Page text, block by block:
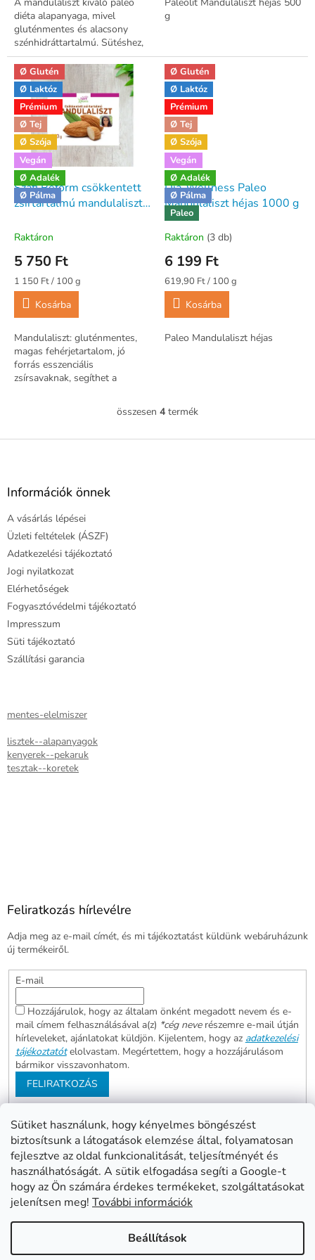
Sütiket használunk, hogy kényelmes böngészést
biztosítsunk a látogatások elemzése által, folyamatosan
fejlesztve az oldal funkcionalitását, teljesítményét és
használhatóságát. A sütik elfogadása segíti a Google-t
hogy az Ön számára érdekes termékeket, szolgáltatásokat
jelenítsen meg! További információk
Beállítások
diéta alapanyaga, mivel
gluténmentes és alacsony
szénhidráttartalmú. Sütéshez,
panírozáshoz vagy
péksüteményekhez használva
tápláló, ízletes...
g
Ø Glutén
Ø Laktóz
Prémium
Ø Tej
Ø Szója
Vegán
Ø Adalék
Ø Pálma
Szafi Reform csökkentett
zsírtartalmú mandulaliszt
Raktáron
5 750 Ft
Egységár:
1 150 Ft / 100 g
Kosárba
Mandulaliszt: gluténmentes,
magas fehérjetartalom, jó
forrás esszenciális
zsírsavaknak, segíthet a
Ø Glutén
Ø Laktóz
Prémium
Ø Tej
Ø Szója
Vegán
Ø Adalék
Ø Pálma
Paleo
Dia-Wellness Paleo
Mandulaliszt héjas 1000 g
Raktáron (3 db)
6 199 Ft
Egységár:
619,90 Ft / 100 g
Kosárba
Paleo Mandulaliszt héjas
L
s
összesen 4 termék
L
Információk önnek
A vásárlás lépései
Üzleti feltételek (ÁSZF)
Adatkezelési tájékoztató
Jogi nyilatkozat
Elérhetőségek
Fogyasztóvédelmi tájékoztató
Impresszum
Süti tájékoztató
Szállítási garancia
mentes-elelmiszer
lisztek--alapanyagok
kenyerek--pekaruk
tesztak--koretek
Feliratkozás hírlevélre
Adja meg az e-mail címét, és mi tájékoztatást küldünk webáruházunk
új termékeiről.
E-mail
Hozzájárulok, hogy az általam önként megadott nevem és e-
mail címem felhasználásával a(z) *cég neverészemre e-mail útján
hírleveleket, ajánlatokat küldjön. Kijelentem, hogy az adatkezelési
tájékoztatót elolvastam. Megértettem, hogy a hozzájárulásom
bármikor visszavonhatom.
FELIRATKOZÁS
Abonett
Mester Család
Civita